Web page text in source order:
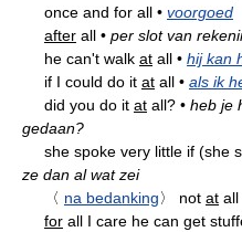
once and for all • voorgoed
after all • per slot van
he can't walk at all • hij kan
if I could do it at all • als ik
did you do it at all? • heb je
gedaan?
she spoke very little if (she
ze dan al wat zei
〈 na bedanking〉 not at all
for all I care he can get